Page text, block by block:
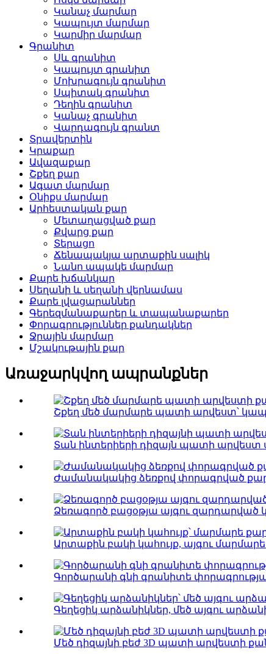
Կանաչ մարմար
Կապույտ մարմար
Կարմիր մարմար
Գրանիտ
Սև գրանիտ
Կապույտ գրանիտ
Մոխրագույն գրանիտ
Սպիտակ գրանիտ
Դեղին գրանիտ
Կանաչ գրանիտ
Վարդագույն գրանտ
Տրավերտին
Կրաքար
Ավազաքար
Շքեղ քար
Ագատ մարմար
Օնիքս մարմար
Արհեստական ​​քար
Մետաղացված քար
Քվարց քար
Տերացո
Ճենապակյա արտաքին սալիկ
Նանո ապակե մարմար
Քարե խճանկար
Սեղանի և սեղանի վերնամաս
Քարե լվացարաններ
Գերեզմանաքարեր և տապանաքարեր
Փորագրություններ քանդակներ
Ջրային մարմար
Մշակութային քար
Առաջարկվող ապրանքներ
Շքեղ մեծ մարմարե պատի արվեստ՝
Տան ինտերիերի դիզայն պատի
Ժամանակակից ձեռքով փորագրված
Ձեռագործ բացօթյա այգու զարդարված
Արտաքին բակի կահույք, այգու
Գործարանի գնի գրանիտե
Գեղեցիկ արձանիկներ, մեծ այգու
Մեծ դիզայնի բեժ 3D պատի արվեստի